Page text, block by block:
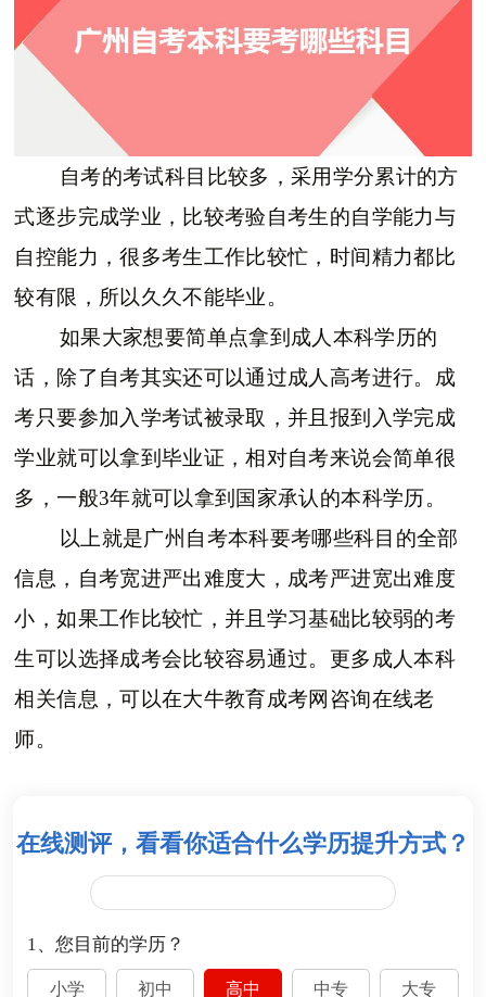
自考的考试科目比较多，采用学分累计的方
式逐步完成学业，比较考验自考生的自学能力与
自控能力，很多考生工作比较忙，时间精力都比
较有限，所以久久不能毕业。
如果大家想要简单点拿到成人本科学历的
话，除了自考其实还可以通过成人高考进行。成
考只要参加入学考试被录取，并且报到入学完成
学业就可以拿到毕业证，相对自考来说会简单很
多，一般3年就可以拿到国家承认的本科学历。
以上就是广州自考本科要考哪些科目的全部
信息，自考宽进严出难度大，成考严进宽出难度
小，如果工作比较忙，并且学习基础比较弱的考
生可以选择成考会比较容易通过。更多成人本科
相关信息，可以在大牛教育成考网咨询在线老
师。
在线测评，看看你适合什么学历提升方式？
1、您目前的学历？
小学 初中 高中 中专 大专